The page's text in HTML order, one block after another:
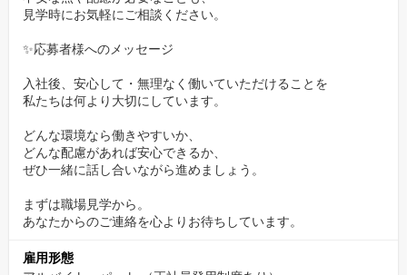
見学時にお気軽にご相談ください。
✨応募者様へのメッセージ
入社後、安心して・無理なく働いていただけることを
私たちは何より大切にしています。
どんな環境なら働きやすいか、
どんな配慮があれば安心できるか、
ぜひ一緒に話し合いながら進めましょう。
まずは職場見学から。
あなたからのご連絡を心よりお待ちしています。
雇用形態